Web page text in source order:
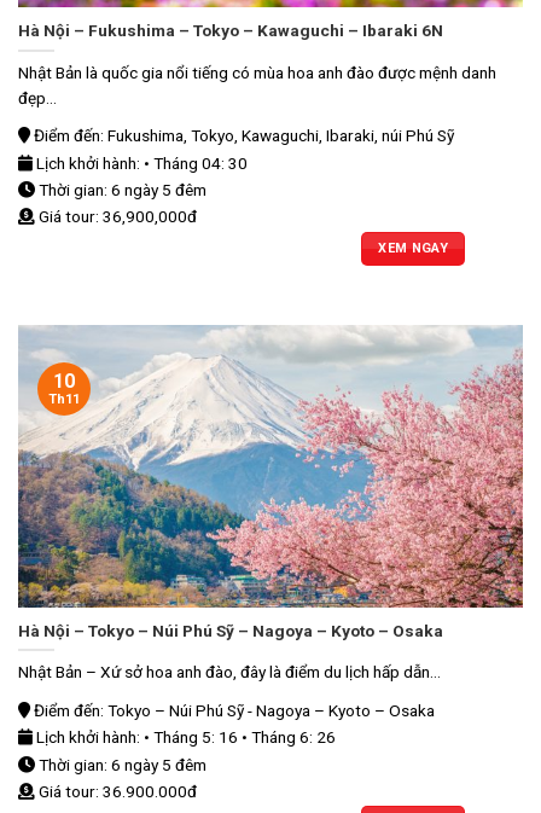
Hà Nội – Fukushima – Tokyo – Kawaguchi – Ibaraki 6N
Nhật Bản là quốc gia nổi tiếng có mùa hoa anh đào được mệnh danh
đẹp...
Điểm đến: Fukushima, Tokyo, Kawaguchi, Ibaraki, núi Phú Sỹ
Lịch khởi hành: • Tháng 04: 30
Thời gian: 6 ngày 5 đêm
Giá tour: 36,900,000đ
XEM NGAY
Hà Nội – Tokyo – Núi Phú Sỹ – Nagoya – Kyoto – Osaka
Nhật Bản – Xứ sở hoa anh đào, đây là điểm du lịch hấp dẫn...
Điểm đến: Tokyo – Núi Phú Sỹ - Nagoya – Kyoto – Osaka
Lịch khởi hành: • Tháng 5: 16 • Tháng 6: 26
Thời gian: 6 ngày 5 đêm
Giá tour: 36.900.000đ
10
Th11